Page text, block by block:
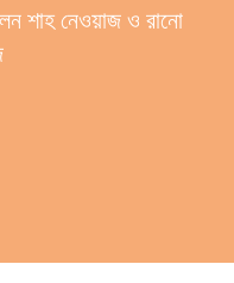
শাহ নেওয়াজ ও রানো